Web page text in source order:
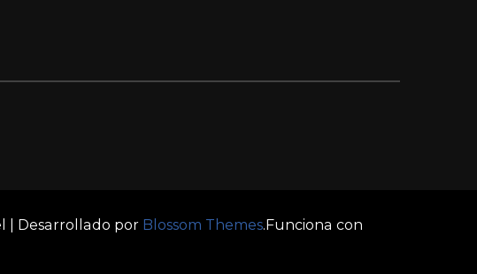
| Desarrollado por Blossom Themes.Funciona con